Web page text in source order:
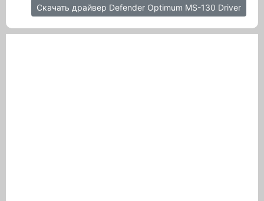
Скачать драйвер Defender Optimum MS-130 Driver